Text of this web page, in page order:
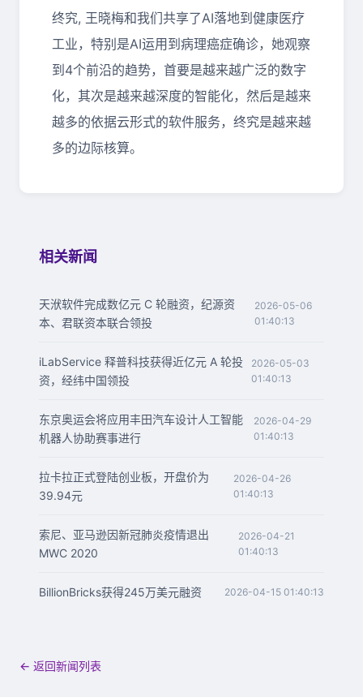
终究, 王晓梅和我们共享了AI落地到健康医疗
工业，特别是AI运用到病理癌症确诊，她观察
到4个前沿的趋势，首要是越来越广泛的数字
化，其次是越来越深度的智能化，然后是越来
越多的依据云形式的软件服务，终究是越来越
多的边际核算。
相关新闻
天洑软件完成数亿元 C 轮融资，纪源资
本、君联资本联合领投
2026-05-06
01:40:13
iLabService 释普科技获得近亿元 A 轮投
资，经纬中国领投
2026-05-03
01:40:13
东京奥运会将应用丰田汽车设计人工智能
机器人协助赛事进行
2026-04-29
01:40:13
拉卡拉正式登陆创业板，开盘价为
39.94元
2026-04-26
01:40:13
索尼、亚马逊因新冠肺炎疫情退出
MWC 2020
2026-04-21
01:40:13
BillionBricks获得245万美元融资 2026-04-15 01:40:13
← 返回新闻列表